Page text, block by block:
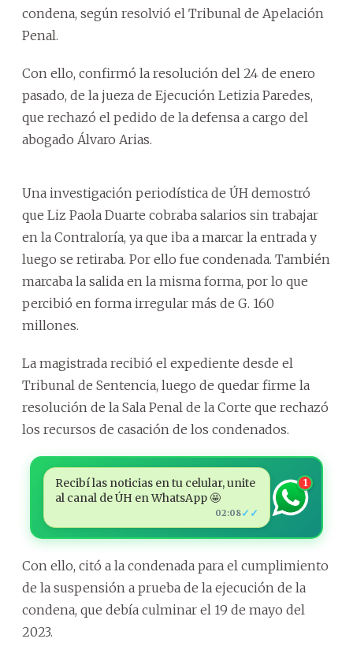
condena, según resolvió el Tribunal de Apelación
Penal.
Con ello, confirmó la resolución del 24 de enero
pasado, de la jueza de Ejecución Letizia Paredes,
que rechazó el pedido de la defensa a cargo del
abogado Álvaro Arias.
Una investigación periodística de ÚH demostró
que Liz Paola Duarte cobraba salarios sin trabajar
en la Contraloría, ya que iba a marcar la entrada y
luego se retiraba. Por ello fue condenada. También
marcaba la salida en la misma forma, por lo que
percibió en forma irregular más de G. 160
millones.
La magistrada recibió el expediente desde el
Tribunal de Sentencia, luego de quedar firme la
resolución de la Sala Penal de la Corte que rechazó
los recursos de casación de los condenados.
Recibí las noticias en tu celular, unite
al canal de ÚH en WhatsApp 🤩
02:08✓✓
1
Con ello, citó a la condenada para el cumplimiento
de la suspensión a prueba de la ejecución de la
condena, que debía culminar el 19 de mayo del
2023.